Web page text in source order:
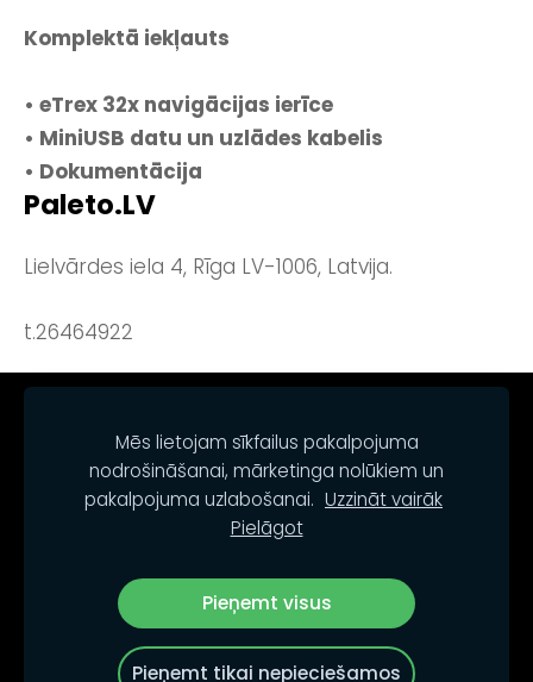
Paleto.LV
Lielvārdes iela 4, Rīga LV-1006, Latvija.
t.26464922
Komplektā iekļauts
• eTrex 32x navigācijas ierīce
• MiniUSB datu un uzlādes kabelis
• Dokumentācija
© PALETO.LV
Mēs lietojam sīkfailus pakalpojuma
nodrošināšanai, mārketinga nolūkiem un
pakalpojuma uzlabošanai. Uzzināt vairāk
Pielāgot
Pieņemt visus
Pieņemt tikai nepieciešamos